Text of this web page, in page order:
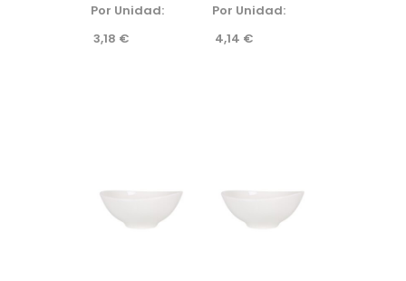
Por Unidad:
3,18 €
Por Unidad:
4,14 €